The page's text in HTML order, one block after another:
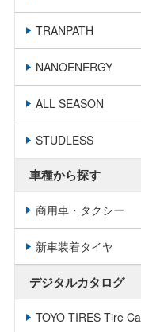
TRANPATH
NANOENERGY
ALL SEASON
STUDLESS
車種から探す
商用車・タクシー
新車装着タイヤ
デジタルカタログ
TOYO TIRES Tire